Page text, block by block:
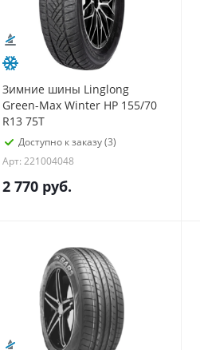
Зимние шины Linglong
Green-Max Winter HP 155/70
R13 75T
Доступно к заказу (3)
Арт: 221004048
2 770 руб.